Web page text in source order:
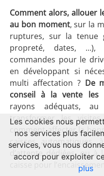
Comment alors, allouer
au bon moment, sur la
ruptures, sur la tenue
propreté, dates,
commandes pour le
en développant si
multi affectation ? De
conseil à la vente les
rayons adéquats,
transformer les
comment affecter la
caisses automatiques,
d’attente dédiées, ou à
caisse pour
Les cookies nous
nos services plus
services, vous nous
accord pour exploiter
plus